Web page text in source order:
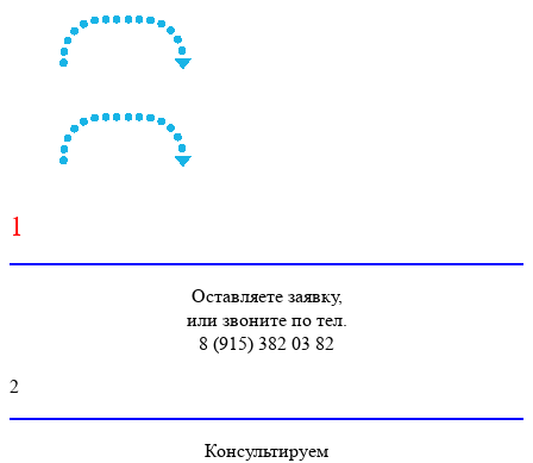
1
Оставляете заявку,
или звоните по тел.
8 (915) 382 03 82
2
Консультируем